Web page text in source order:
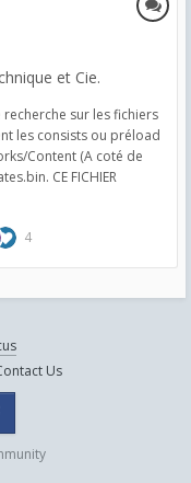
et Cie.
sur les fichiers
les consists ou préload
Content (A coté de
CE FICHIER
4
Us